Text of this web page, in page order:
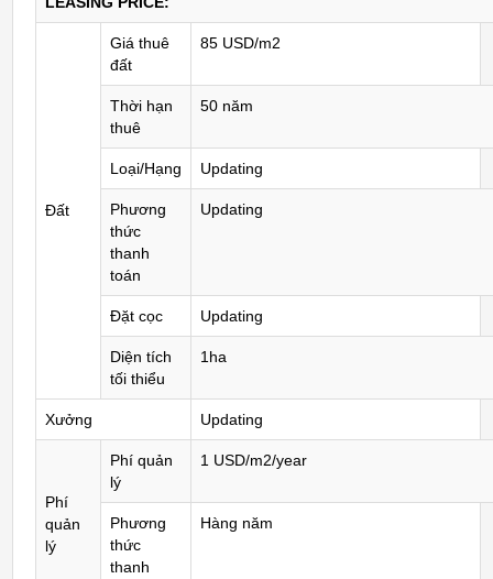
Đất
Giá thuê
đất
85 USD/m2
Thời hạn
thuê
50 năm
Loại/Hạng Updating
Phương
thức
thanh
toán
Updating
Đặt cọc Updating
Diện tích
tối thiểu
1ha
Xưởng Updating
Phí
quản
lý
Phí quản
lý
1 USD/m2/year
Phương
thức
thanh
Hàng năm